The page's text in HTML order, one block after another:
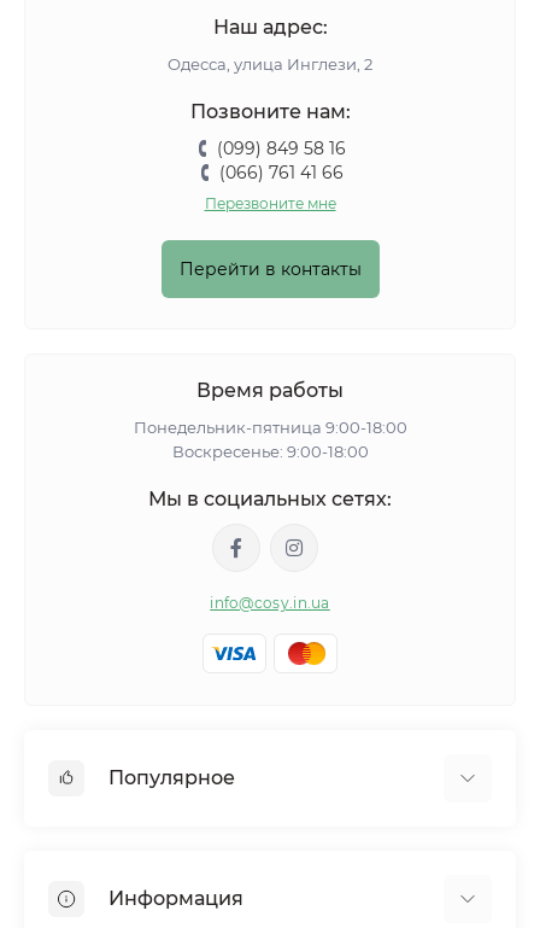
Наш адрес:
Одесса, улица Инглези, 2
Позвоните нам:
(099) 849 58 16
(066) 761 41 66
Перезвоните мне
Перейти в контакты
Время работы
Понедельник-пятница 9:00-18:00
Воскресенье: 9:00-18:00
Мы в социальных сетях:
info@cosy.in.ua
Популярное
Тапочки
Информация